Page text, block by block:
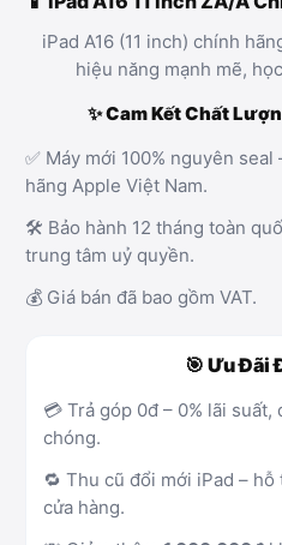
iPad A16 (11 inch) chính
hiệu năng mạnh mẽ,
✨ Cam Kết Chất
✅ Máy mới 100% nguyên
hãng Apple Việt Nam.
🛠️ Bảo hành 12 tháng toàn
trung tâm uỷ quyền.
💰 Giá bán đã bao gồm VAT.
🎯 Ưu Đãi
💳 Trả góp 0đ – 0% lãi
chóng.
🔁 Thu cũ đổi mới iPad –
cửa hàng.